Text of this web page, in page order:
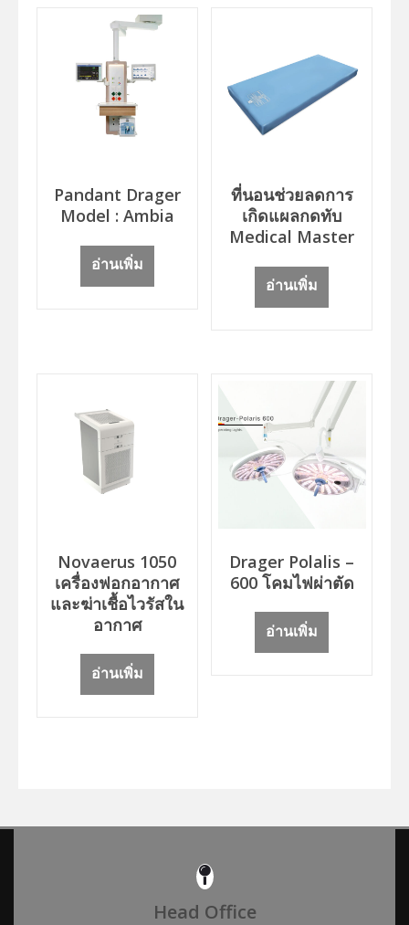
Pandant Drager
Model : Ambia
อ่านเพิ่ม
ที่นอนช่วยลดการ
เกิดแผลกดทับ
Medical Master
อ่านเพิ่ม
Novaerus 1050
เครื่องฟอกอากาศ
และฆ่าเชื้อไวรัสใน
อากาศ
อ่านเพิ่ม
Drager Polalis –
600 โคมไฟผ่าตัด
อ่านเพิ่ม
Head Office